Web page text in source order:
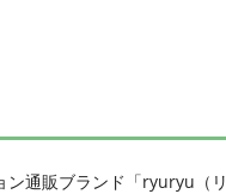
ン通販ブランド「ryuryu（